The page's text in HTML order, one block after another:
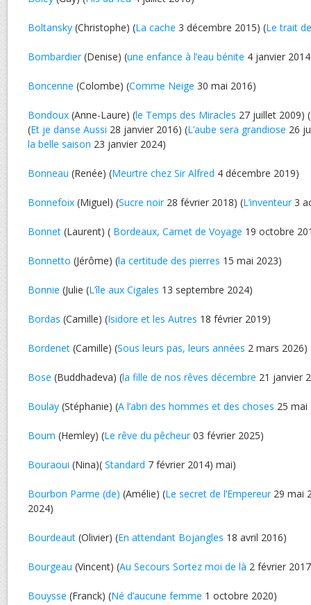
Boltansky (Christophe) (La cache 3 décembre 2015) (Le trait
Bombardier(Denise) (une enfance à l’eau bénite 4 janvier
Boncenne (Colombe) (Comme Neige 30 mai 2016)
Bondoux (Anne-Laure) (le Temps des Miracles 27 juillet 2009) (
(Et je danse Aussi 28 janvier 2016) (L’aube sera grandiose 26
la belle saison 23 janvier 2024)
Bonneau (Renée) (Meurtre chez Sir Alfred 4 décembre 2019)
Bonnefoix (Miguel) (Sucre noir28 février 2018) (L’inventeur3
Bonnet (Laurent) ( Bordeaux, Carnet de Voyage 19 octobre
Bonnetto (Jérôme) (la certitude des pierres 15 mai 2023)
Bonnie (Julie (L’île aux Cigales 13 septembre 2024)
Bordas (Camille) (Isidore et les Autres 18 février 2019)
Bordenet (Camille) (Sous leurs pas, leurs années 2 mars 2026)
Bose (Buddhadeva) (la fille de nos rêves décembre 21 janvier
Boulay (Stéphanie) (A l’abri des hommes et des choses 25 mai
Boum (Hemley) (Le rêve du pêcheur03 février 2025)
Bouraoui (Nina)( Standard 7 février 2014) mai)
Bourbon Parme (de) (Amélie) (Le secret de l’Empereur 29 mai
2024)
Bourdeaut (Olivier) (En attendant Bojangles 18 avril 2016)
Bourgeau (Vincent) (Au Secours Sortez moi de là 2 février
Bouysse (Franck) (Né d’aucune femme 1 octobre 2020)